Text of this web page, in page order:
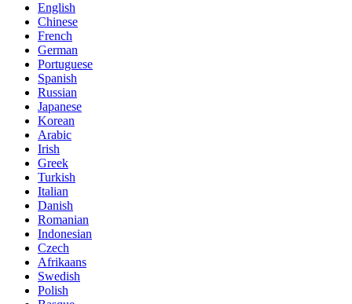
English
Chinese
French
German
Portuguese
Spanish
Russian
Japanese
Korean
Arabic
Irish
Greek
Turkish
Italian
Danish
Romanian
Indonesian
Czech
Afrikaans
Swedish
Polish